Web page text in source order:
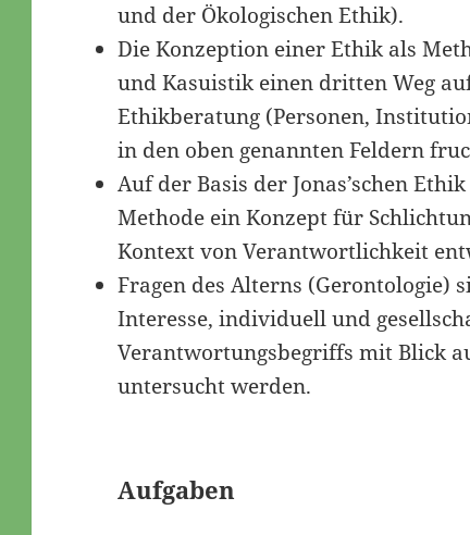
und der Ökologischen Ethik).
Die Konzeption einer Ethik als
und Kasuistik einen dritten Weg
Ethikberatung (Personen,
in den oben genannten Feldern
Auf der Basis der Jonas’schen
Methode ein Konzept für
Kontext von Verantwortlichkeit
Fragen des Alterns (Gerontologie)
Interesse, individuell und
Verantwortungsbegriffs mit Blick
untersucht werden.
Aufgaben